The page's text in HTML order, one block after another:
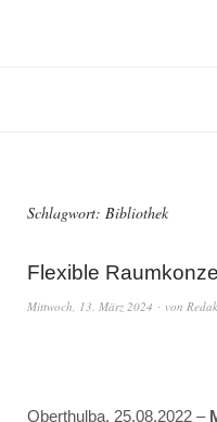
Schlagwort: Bibliothek
Flexible
Mittwoch, 13. März 2024 von
Oberthulba, 25.08.2022 –